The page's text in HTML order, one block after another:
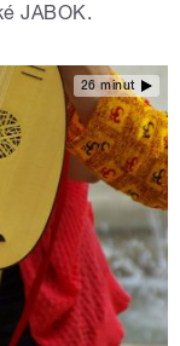
JABOK.
26 minut